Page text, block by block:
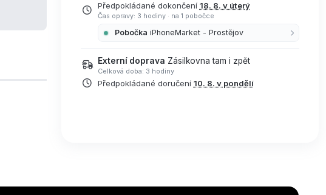
Předpokládané dokončení 18. 8. v úterý
Čas opravy: 3 hodiny · na 1 pobočce
Pobočka iPhoneMarket - Prostějov
Externí doprava Zásilkovna tam i zpět
Celková doba: 3 hodiny
Předpokládané doručení 10. 8. v pondělí